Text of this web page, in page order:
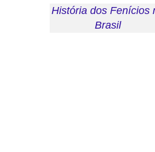
História dos Fenícios
Brasil